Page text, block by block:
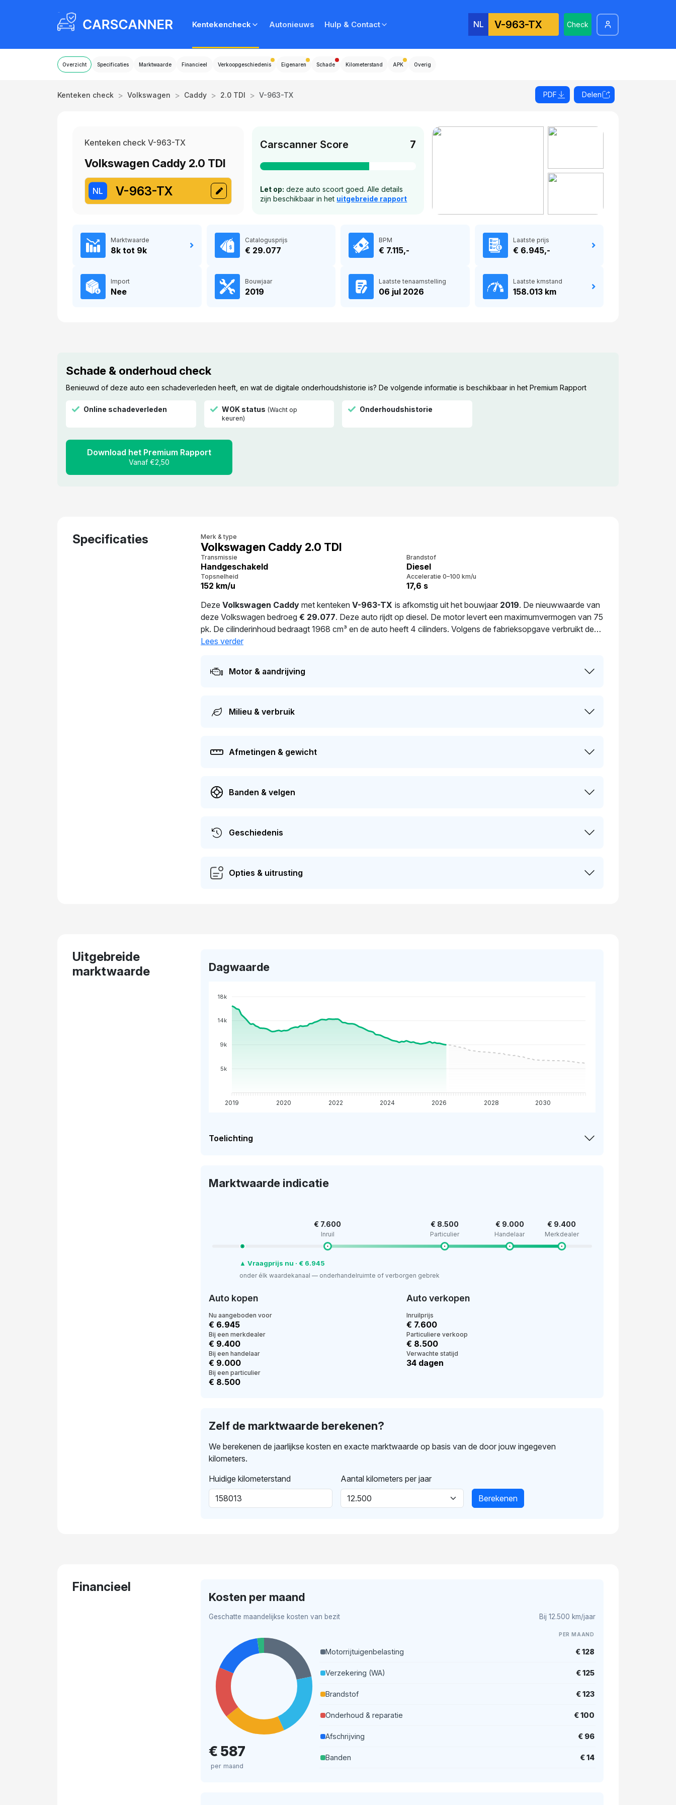
Kentekencheck Autonieuws Hulp & Contact NL Check
Overzicht Specificaties Marktwaarde Financieel Verkoopgeschiedenis Eigenaren Schade Kilometerstand APK Overig
Kenteken check > Volkswagen > Caddy > 2.0 TDI > V-963-TX PDF Delen
Kenteken check V-963-TX
Volkswagen Caddy 2.0 TDI
NL V-963-TX
Carscanner Score 7
Let op: deze auto scoort goed. Alle details
zijn beschikbaar in het uitgebreide rapport
Marktwaarde
8k tot 9k
Catalogusprijs
€ 29.077
BPM
€ 7.115,-
Laatste prijs
€ 6.945,-
Import
Nee
Bouwjaar
2019
Laatste tenaamstelling
06 jul 2026
Laatste kmstand
158.013 km
Schade & onderhoud check
Benieuwd of deze auto een schadeverleden heeft, en wat de digitale onderhoudshistorie is? De volgende informatie is beschikbaar in het Premium Rapport
Online schadeverleden WOK status (Wacht op
keuren)
Onderhoudshistorie
Download het Premium Rapport
Vanaf €2,50
Specificaties Merk & type
Volkswagen Caddy 2.0 TDI
Transmissie
Handgeschakeld
Brandstof
Diesel
Topsnelheid
152 km/u
Acceleratie 0–100 km/u
17,6 s
Deze Volkswagen Caddy met kenteken V-963-TX is afkomstig uit het bouwjaar 2019. De nieuwwaarde van
deze Volkswagen bedroeg € 29.077. Deze auto rijdt op diesel. De motor levert een maximumvermogen van 75
pk. De cilinderinhoud bedraagt 1968 cm³ en de auto heeft 4 cilinders. Volgens de fabrieksopgave verbruikt deze
auto 4.7 l/100 km. Dit model heeft een gewicht van 1.472 kg. Dit voertuig is al
marktwaarde van deze auto wordt op dit moment geschat op
Lees verder
Motor & aandrijving
Milieu & verbruik
Afmetingen & gewicht
Banden & velgen
Geschiedenis
Opties & uitrusting
Uitgebreide
marktwaarde
Dagwaarde
18k
14k
9k
5k
2019 2020 2022 2024 2026 2028 2030
Toelichting
Marktwaarde indicatie
€ 7.600
Inruil
€ 8.500
Particulier
€ 9.000
Handelaar
€ 9.400
Merkdealer
▲ Vraagprijs nu · € 6.945
onder élk waardekanaal — onderhandelruimte of verborgen gebrek
Auto kopen
Nu aangeboden voor
€ 6.945
Bij een merkdealer
€ 9.400
Bij een handelaar
€ 9.000
Bij een particulier
€ 8.500
Auto verkopen
Inruilprijs
€ 7.600
Particuliere verkoop
€ 8.500
Verwachte statijd
34 dagen
Zelf de marktwaarde berekenen?
We berekenen de jaarlijkse kosten en exacte marktwaarde op basis van de door jouw ingegeven
kilometers.
Huidige kilometerstand
Aantal kilometers per jaar
Berekenen
Financieel
Kosten per maand
Geschatte maandelijkse kosten van bezit Bij 12.500 km/jaar
€ 587
per maand
PER MAAND
Motorrijtuigenbelasting € 128
Verzekering (WA) € 125
Brandstof € 123
Onderhoud & reparatie € 100
Afschrijving € 96
Banden € 14